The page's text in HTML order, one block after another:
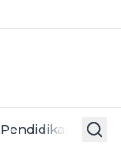
Pendidikan Politik